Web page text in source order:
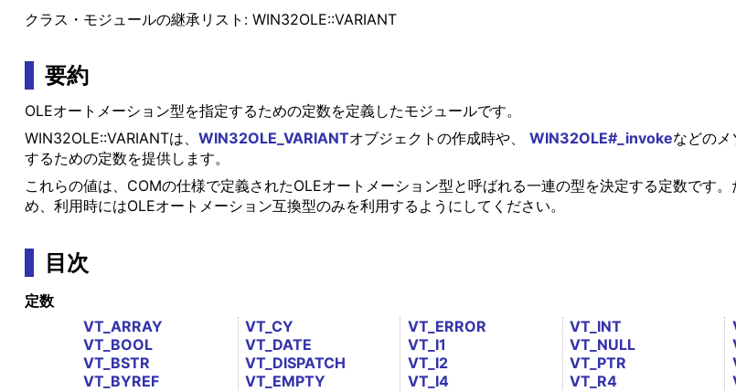
クラス・モジュールの継承リスト: WIN32OLE::VARIANT
要約
OLEオートメーション型を指定するための定数を定義したモジュールです。
WIN32OLE::VARIANTは、 WIN32OLE_VARIANTオブジェクトの作成時や、 WIN32OLE#_invokeなどの
するための定数を提供します。
これらの値は、COMの仕様で定義されたOLEオートメーション型と呼ばれる一連の型を決定する定数です
め、利用時にはOLEオートメーション互換型のみを利用するようにしてください。
目次
定数
VT_ARRAY
VT_BOOL
VT_BSTR
VT_BYREF
VT_CY
VT_DATE
VT_DISPATCH
VT_EMPTY
VT_ERROR
VT_I1
VT_I2
VT_I4
VT_INT
VT_NULL
VT_PTR
VT_R4